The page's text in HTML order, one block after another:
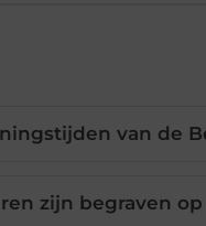
van de
zijn begraven